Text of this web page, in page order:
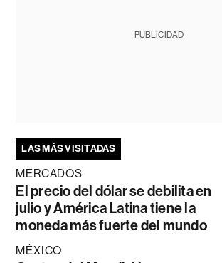
PUBLICIDAD
LAS MÁS VISITADAS
MERCADOS
El precio del dólar se debilita en
julio y América Latina tiene la
moneda más fuerte del mundo
MÉXICO